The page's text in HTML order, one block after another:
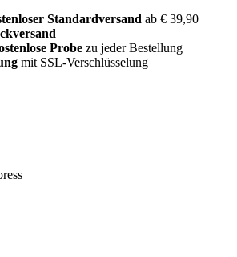
Standardversand ab € 39,90
Probe zu jeder Bestellung
mit SSL-Verschlüsselung